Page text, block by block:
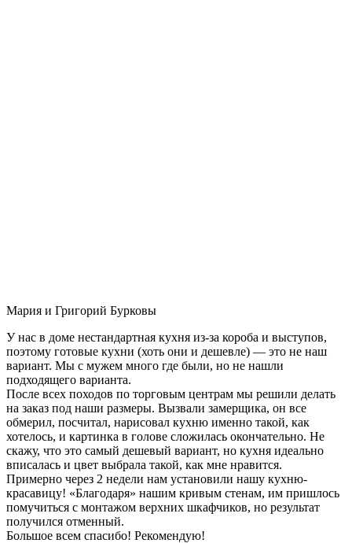
Мария и Григорий Бурковы
У нас в доме нестандартная кухня из-за короба и выступов,
поэтому готовые кухни (хоть они и дешевле) — это не наш
вариант. Мы с мужем много где были, но не нашли
подходящего варианта.
После всех походов по торговым центрам мы решили делать
на заказ под наши размеры. Вызвали замерщика, он все
обмерил, посчитал, нарисовал кухню именно такой, как
хотелось, и картинка в голове сложилась окончательно. Не
скажу, что это самый дешевый вариант, но кухня идеально
вписалась и цвет выбрала такой, как мне нравится.
Примерно через 2 недели нам установили нашу кухню-
красавицу! «Благодаря» нашим кривым стенам, им пришлось
помучиться с монтажом верхних шкафчиков, но результат
получился отменный.
Большое всем спасибо! Рекомендую!